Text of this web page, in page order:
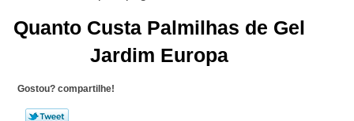
Quanto Custa Palmilhas de Gel
Jardim Europa
Gostou? compartilhe!